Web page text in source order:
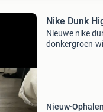
Nike Dunk
Nieuwe nike
donkergroen-
Nieuw